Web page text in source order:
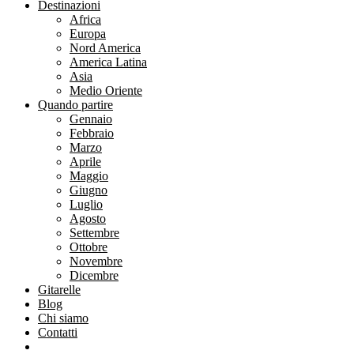
Destinazioni
Africa
Europa
Nord America
America Latina
Asia
Medio Oriente
Quando partire
Gennaio
Febbraio
Marzo
Aprile
Maggio
Giugno
Luglio
Agosto
Settembre
Ottobre
Novembre
Dicembre
Gitarelle
Blog
Chi siamo
Contatti